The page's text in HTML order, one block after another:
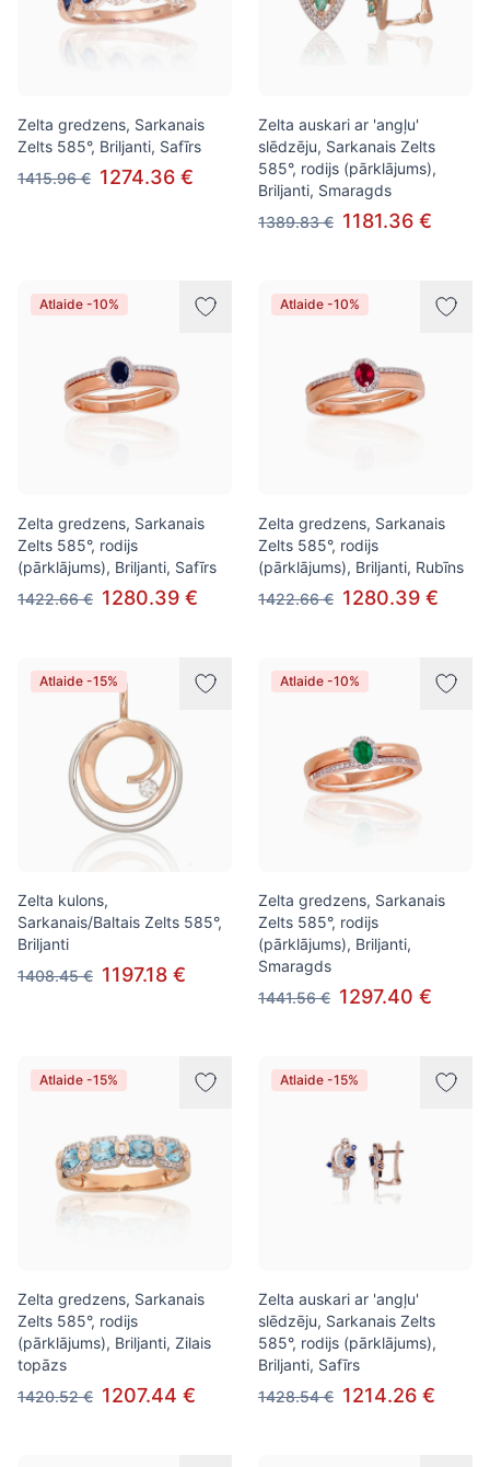
Zelta gredzens, Sarkanais
Zelts 585°, Briljanti, Safīrs
1415.96 € 1274.36 €
Zelta auskari ar 'angļu'
slēdzēju, Sarkanais Zelts
585°, rodijs (pārklājums),
Briljanti, Smaragds
1389.83 € 1181.36 €
Atlaide -10%
Zelta gredzens, Sarkanais
Zelts 585°, rodijs
(pārklājums), Briljanti, Safīrs
1422.66 € 1280.39 €
Atlaide -10%
Zelta gredzens, Sarkanais
Zelts 585°, rodijs
(pārklājums), Briljanti, Rubīns
1422.66 € 1280.39 €
Atlaide -15%
Zelta kulons,
Sarkanais/Baltais Zelts 585°,
Briljanti
1408.45 € 1197.18 €
Atlaide -10%
Zelta gredzens, Sarkanais
Zelts 585°, rodijs
(pārklājums), Briljanti,
Smaragds
1441.56 € 1297.40 €
Atlaide -15%
Zelta gredzens, Sarkanais
Zelts 585°, rodijs
(pārklājums), Briljanti, Zilais
topāzs
1420.52 € 1207.44 €
Atlaide -15%
Zelta auskari ar 'angļu'
slēdzēju, Sarkanais Zelts
585°, rodijs (pārklājums),
Briljanti, Safīrs
1428.54 € 1214.26 €